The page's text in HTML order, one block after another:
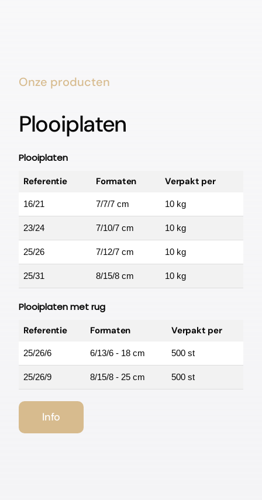
Onze producten
Plooiplaten
Plooiplaten
Referentie Formaten Verpakt per
16/21 7/7/7 cm 10 kg
23/24 7/10/7 cm 10 kg
25/26 7/12/7 cm 10 kg
25/31 8/15/8 cm 10 kg
Plooiplaten met rug
Referentie Formaten Verpakt per
25/26/6 6/13/6 - 18 cm 500 st
25/26/9 8/15/8 - 25 cm 500 st
Info